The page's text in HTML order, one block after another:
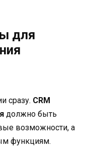
для
сразу. CRM
должно быть
возможности, а
функциям.